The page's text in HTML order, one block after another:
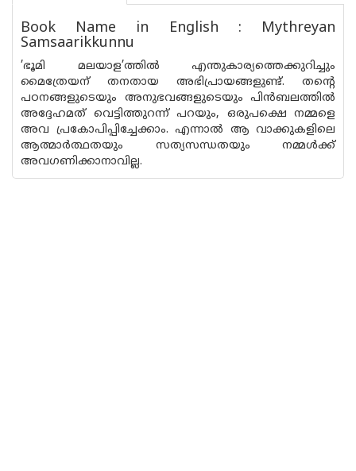
Book Name in English : Mythreyan
Samsaarikkunnu
’ഭൂമി മലയാള’ത്തിൽ എന്തുകാര്യത്തെക്കുറിച്ചും
മൈത്രേയന് തനതായ അഭിപ്രായങ്ങളുണ്ട്. തൻ്റെ
പഠനങ്ങളുടെയും അനുഭവങ്ങളുടെയും പിൻബലത്തിൽ
അദ്ദേഹമത് വെട്ടിത്തുറന്ന് പറയും, ഒരുപക്ഷെ നമ്മളെ
അവ പ്രകോപിപ്പിച്ചേക്കാം. എന്നാൽ ആ വാക്കുകളിലെ
ആത്മാർത്ഥതയും സത്യസന്ധതയും നമ്മൾക്ക്
അവഗണിക്കാനാവില്ല.